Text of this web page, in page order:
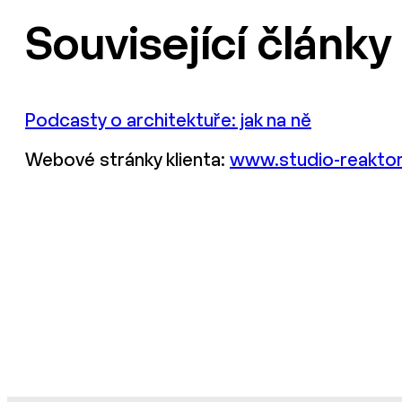
Související články
Podcasty o architektuře: jak na ně
Webové stránky klienta: www.studio-